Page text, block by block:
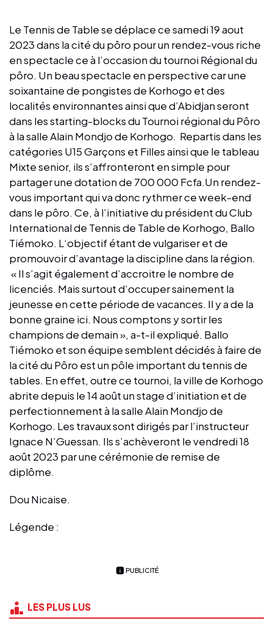
Le Tennis de Table se déplace ce samedi 19 aout
2023 dans la cité du pôro pour un rendez-vous riche
en spectacle ce à l’occasion du tournoi Régional du
pôro. Un beau spectacle en perspective car une
soixantaine de pongistes de Korhogo et des
localités environnantes ainsi que d’Abidjan seront
dans les starting-blocks du Tournoi régional du Pôro
à la salle Alain Mondjo de Korhogo. Repartis dans les
catégories U15 Garçons et Filles ainsi que le tableau
Mixte senior, ils s’affronteront en simple pour
partager une dotation de 700 000 Fcfa.Un rendez-
vous important qui va donc rythmer ce week-end
dans le pôro. Ce, à l’initiative du président du Club
International de Tennis de Table de Korhogo, Ballo
Tiémoko. L‘objectif étant de vulgariser et de
promouvoir d’avantage la discipline dans la région.
« Il s’agit également d’accroitre le nombre de
licenciés. Mais surtout d’occuper sainement la
jeunesse en cette période de vacances. Il y a de la
bonne graine ici. Nous comptons y sortir les
champions de demain », a-t-il expliqué. Ballo
Tiémoko et son équipe semblent décidés à faire de
la cité du Pôro est un pôle important du tennis de
tables. En effet, outre ce tournoi, la ville de Korhogo
abrite depuis le 14 août un stage d’initiation et de
perfectionnement à la salle Alain Mondjo de
Korhogo. Les travaux sont dirigés par l’instructeur
Ignace N’Guessan. Ils s’achèveront le vendredi 18
août 2023 par une cérémonie de remise de
diplôme.
Dou Nicaise.
Légende :
PUBLICITÉ
LES PLUS LUS